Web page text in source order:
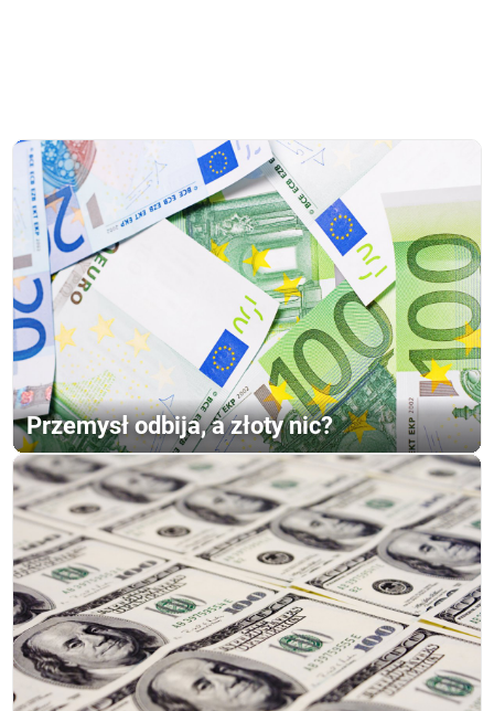
Przemysł odbija, a złoty nic?